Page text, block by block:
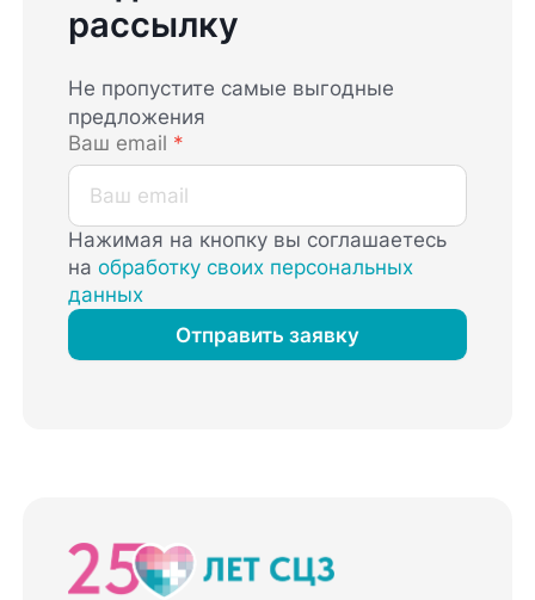
рассылку
Не пропустите самые выгодные
предложения
Ваш email *
Нажимая на кнопку вы соглашаетесь
наобработку своих персональных
данных
Отправить заявку